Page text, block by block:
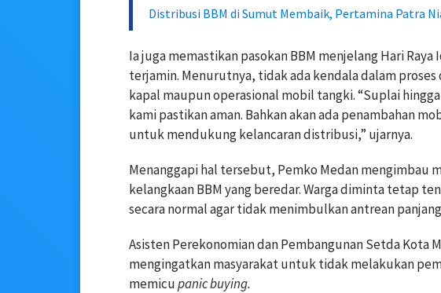
Distribusi BBM di Sumut Membaik, Pertamina Patra
Ia juga memastikan pasokan BBM menjelang Hari
terjamin. Menurutnya, tidak ada kendala dalam
kapal maupun operasional mobil tangki. “Suplai
kami pastikan aman. Bahkan akan ada penambahan
untuk mendukung kelancaran distribusi,” ujarnya.
Menanggapi hal tersebut, Pemko Medan mengimbau
kelangkaan BBM yang beredar. Warga diminta tetap
secara normal agar tidak menimbulkan antrean
Asisten Perekonomian dan Pembangunan Setda Kota
mengingatkan masyarakat untuk tidak melakukan
memicupanic buying.